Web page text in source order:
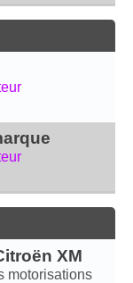
XM
motorisations